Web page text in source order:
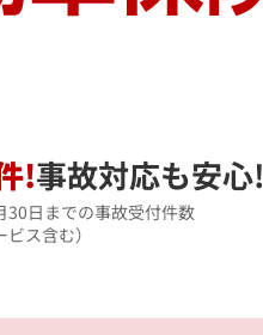
!事故対応も安心!
日までの事故受付件数
ビス含む）